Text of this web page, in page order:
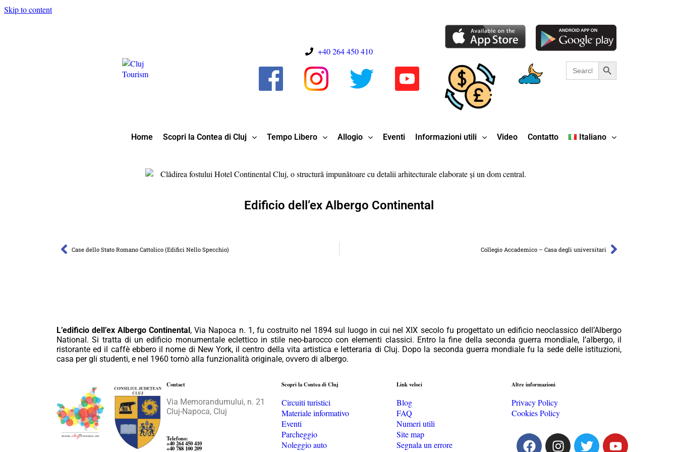
Skip to content
+40 264 450 410
Search
for:
Search Button
Home Scopri la Contea di Cluj Tempo Libero Allogio Eventi Informazioni utili Video Contatto Italiano
Edificio dell’ex Albergo Continental
Case dello Stato Romano Cattolico (Edifici Nello Specchio) Collegio Accademico – Casa degli universitari
L’edificio dell’ex Albergo Continental , Via Napoca n. 1, fu costruito nel 1894 sul luogo in cui nel XIX secolo fu progettato un edificio neoclassico dell’Albergo
National. Si tratta di un edificio monumentale eclettico in stile neo-barocco con elementi classici. Entro la fine della seconda guerra mondiale, l’albergo, il
ristorante ed il caffè ebbero il nome di New York, il centro della vita artistica e letteraria di Cluj. Dopo la seconda guerra mondiale fu la sede delle istituzioni,
casa per gli studenti, e nel 1960 tornò alla funzionalità originale, ovvero di albergo.
Contact
Via Memorandumului, n. 21
Cluj-Napoca, Cluj
Telefono:
+40 264 450 410
+40 788 100 209
Scopri la Contea di Cluj
Circuiti turistici
Materiale informativo
Eventi
Parcheggio
Noleggio auto
Link veloci
Blog
FAQ
Numeri utili
Site map
Segnala un errore
Altre informazioni
Privacy Policy
Cookies Policy